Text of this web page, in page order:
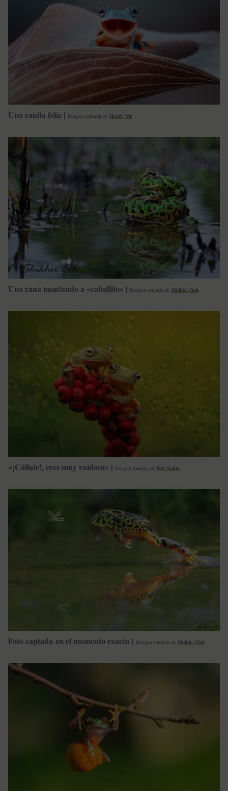
Una ranita feliz | Imagen tomada de Hendy Mp
Una rana montando a «caballito» | Imagen tomada de Shikhei Goh
«¡Cállate!, eres muy ruidosa» | Imagen tomada de Nur Salim
Foto captada en el momento exacto | Imagen tomada de Shikhei Goh